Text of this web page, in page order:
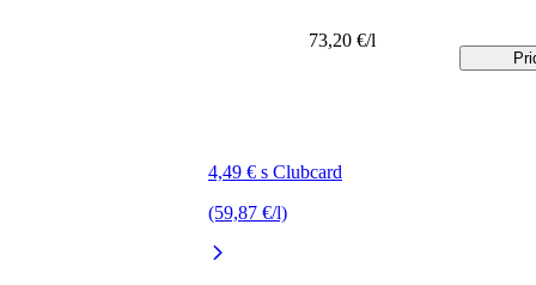
4,49 € s Clubcard
(59,87 €/l)
73,20 €/l